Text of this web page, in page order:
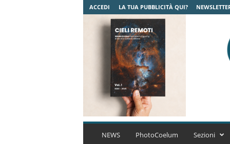
ACCEDI LA TUA PUBBLICITÀ QUI?
C
NEWS PhotoCoelum Sezioni